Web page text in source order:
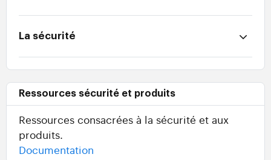
La sécurité
Ressources sécurité et produits
Ressources consacrées à la sécurité et aux
produits.
Documentation